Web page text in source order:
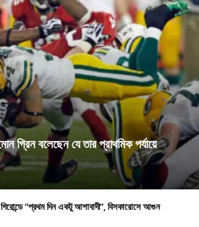
গ্রিন বলেছেন যে তার প্রাথমিক পর্যায়ে
“প্রথম দিন একটু আশাবাদী”, বিসকারোসে আগুন